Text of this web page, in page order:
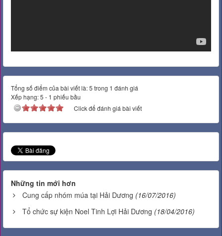
Tổng số điểm của bài viết là: 5 trong 1 đánh giá
Xếp hạng:5 - 1 phiếu bầu
Click để đánh giá bài viết
Những tin mới hơn
Cung cấp nhóm múa tại Hải Dương (16/07/2016)
Tổ chức sự kiện Noel Tinh Lợi Hải Dương (18/04/2016)